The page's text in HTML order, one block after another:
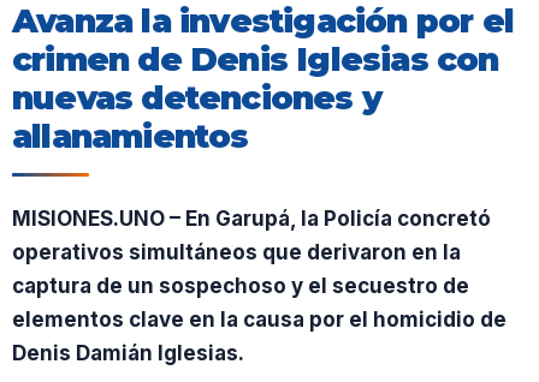
Avanza la investigación por el
crimen de Denis Iglesias con
nuevas detenciones y
allanamientos
MISIONES.UNO – En Garupá, la Policía concretó
operativos simultáneos que derivaron en la
captura de un sospechoso y el secuestro de
elementos clave en la causa por el homicidio de
Denis Damián Iglesias.